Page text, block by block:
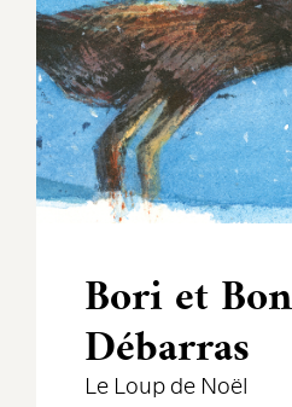
Bori et Bon
Débarras
Le Loup de Noël